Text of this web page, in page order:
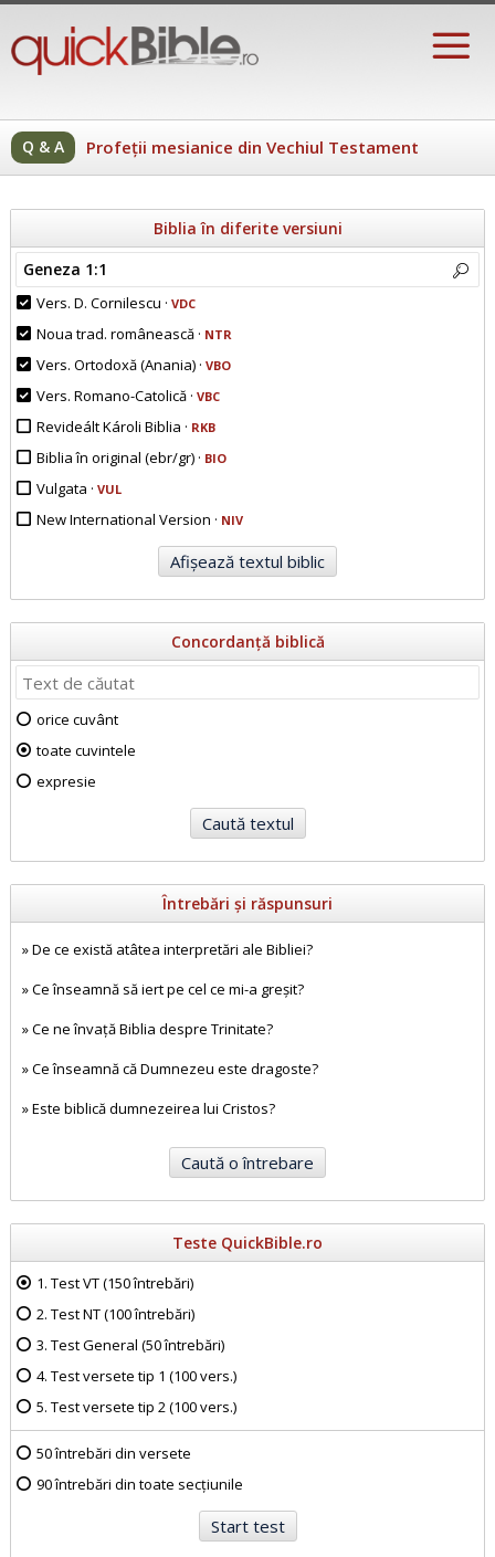
Q & A Profeții mesianice din Vechiul Testament
Biblia în diferite versiuni
Geneza 1:1
Vers. D. Cornilescu · VDC
Noua trad. românească · NTR
Vers. Ortodoxă (Anania) · VBO
Vers. Romano-Catolică · VBC
Revideált Károli Biblia · RKB
Biblia în original (ebr/gr) · BIO
Vulgata · VUL
New International Version · NIV
Concordanță biblică
orice cuvânt
toate cuvintele
expresie
Întrebări și răspunsuri
»De ce există atâtea interpretări ale Bibliei?
»Ce înseamnă să iert pe cel ce mi-a greșit?
»Ce ne învață Biblia despre Trinitate?
»Ce înseamnă că Dumnezeu este dragoste?
»Este biblică dumnezeirea lui Cristos?
Teste QuickBible.ro
1. Test VT (150 întrebări)
2. Test NT (100 întrebări)
3. Test General (50 întrebări)
4. Test versete tip 1 (100 vers.)
5. Test versete tip 2 (100 vers.)
50 întrebări din versete
90 întrebări din toate secțiunile